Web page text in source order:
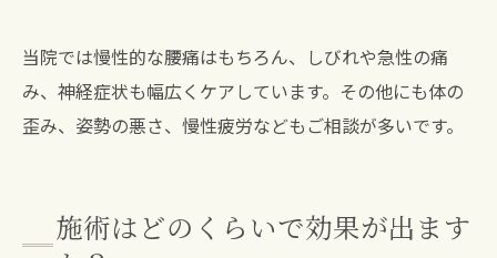
当院では慢性的な腰痛はもちろん、しびれや急性の痛
み、神経症状も幅広くケアしています。その他にも体の
歪み、姿勢の悪さ、慢性疲労などもご相談が多いです。
施術はどのくらいで効果が出ます